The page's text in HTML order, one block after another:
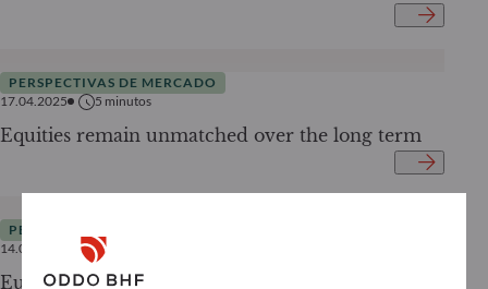
PERSPECTIVAS DE MERCADO
17.04.2025
5 minutos
Equities remain unmatched over the long term
PERSPECTIVAS DE MERCADO
14.03.2025
4minutos
European investors’ attention increasingly turns